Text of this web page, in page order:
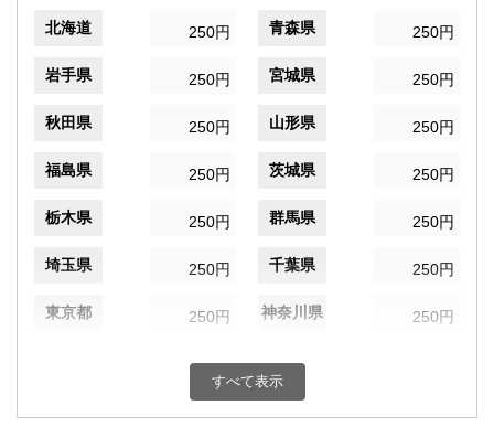
北海道 250円 青森県 250円
岩手県 250円 宮城県 250円
秋田県 250円 山形県 250円
福島県 250円 茨城県 250円
栃木県 250円 群馬県 250円
埼玉県 250円 千葉県 250円
東京都 250円 神奈川県 250円
250円 富山県
すべて表示